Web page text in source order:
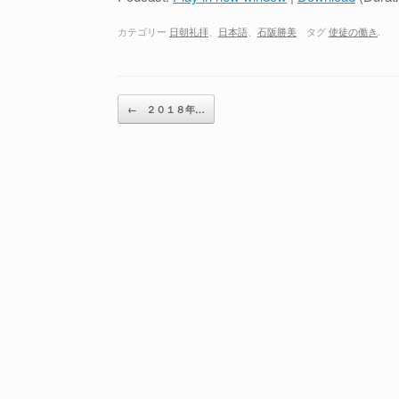
カテゴリー 日朝礼拝 日本語 石阪勝美 タグ使徒の働き
投稿ナビゲーション
← ２０１８年…